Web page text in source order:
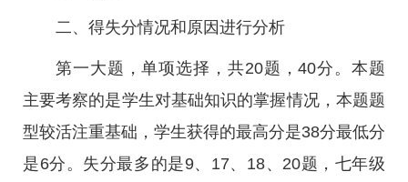
二、得失分情况和原因进行分析
第一大题，单项选择，共20题，40分。本题
主要考察的是学生对基础知识的掌握情况，本题题
型较活注重基础，学生获得的最高分是38分最低分
是6分。失分最多的是9、17、18、20题，七年级